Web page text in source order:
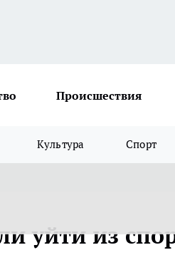
Происшествия
Культура Спорт
уйти из